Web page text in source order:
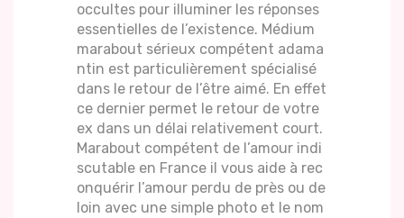
occultes pour illuminer les réponses
essentielles de l’existence. Médium
marabout sérieux compétent adama
ntin est particulièrement spécialisé
dans le retour de l’être aimé. En effet
ce dernier permet le retour de votre
ex dans un délai relativement court.
Marabout compétent de l’amour indi
scutable en France il vous aide à rec
onquérir l’amour perdu de près ou de
loin avec une simple photo et le nom